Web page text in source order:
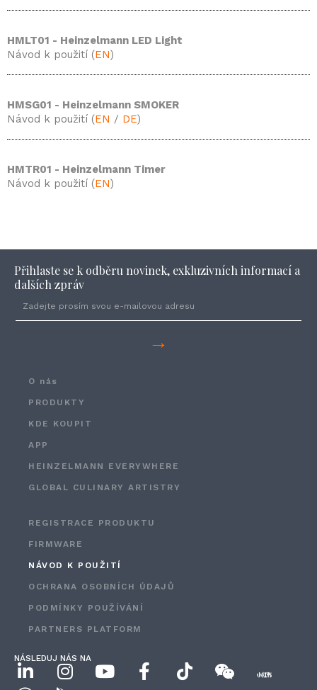
HMLT01 - Heinzelmann LED Light
Návod k použití (EN)
HMSG01 - Heinzelmann SMOKER
Návod k použití (EN / DE)
HMTR01 - Heinzelmann Timer
Návod k použití (EN)
Přihlaste se k odběru novinek, exkluzivních informací a
dalších zpráv
→
O nás
PRODUKTY
KDE KOUPIT
APP
HEINZELMANN EVERYWHERE
GLOBAL CULINARY ARTISTRY
REGISTRACE PRODUKTU
FIRMWARE
NÁVOD K POUŽITÍ
OCHRANA OSOBNÍCH ÚDAJŮ
PODMÍNKY POUŽÍVÁNÍ
PARTNERS PLATFORM
NÁSLEDUJ NÁS NA